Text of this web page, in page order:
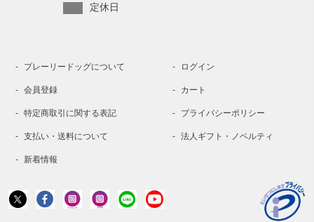
定休日
プレーリードッグについて ログイン
会員登録 カート
特定商取引に関する表記 プライバシーポリシー
支払い・送料について 法人ギフト・ノベルティ
新着情報